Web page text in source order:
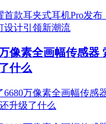
像素全画幅传感器
什么